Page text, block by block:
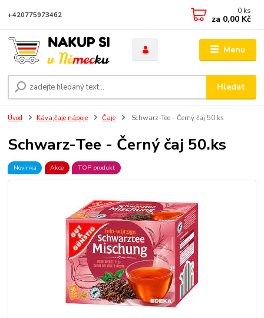
Menu
Hledat
+420775973462 0 ks
za 0,00 Kč
Úvod Káva,čaje,nápoje Čaje Schwarz-Tee - Černý čaj 50.ks
Schwarz-Tee - Černý čaj 50.ks
Novinka Akce TOP produkt